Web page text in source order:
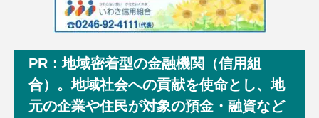
PR：地域密着型の金融機関（信用組
合）。地域社会への貢献を使命とし、地
元の企業や住民が対象の預金・融資など